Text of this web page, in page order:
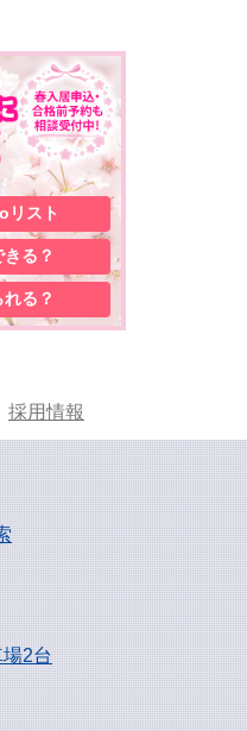
リスト
きる？
る？
採用情報
2台